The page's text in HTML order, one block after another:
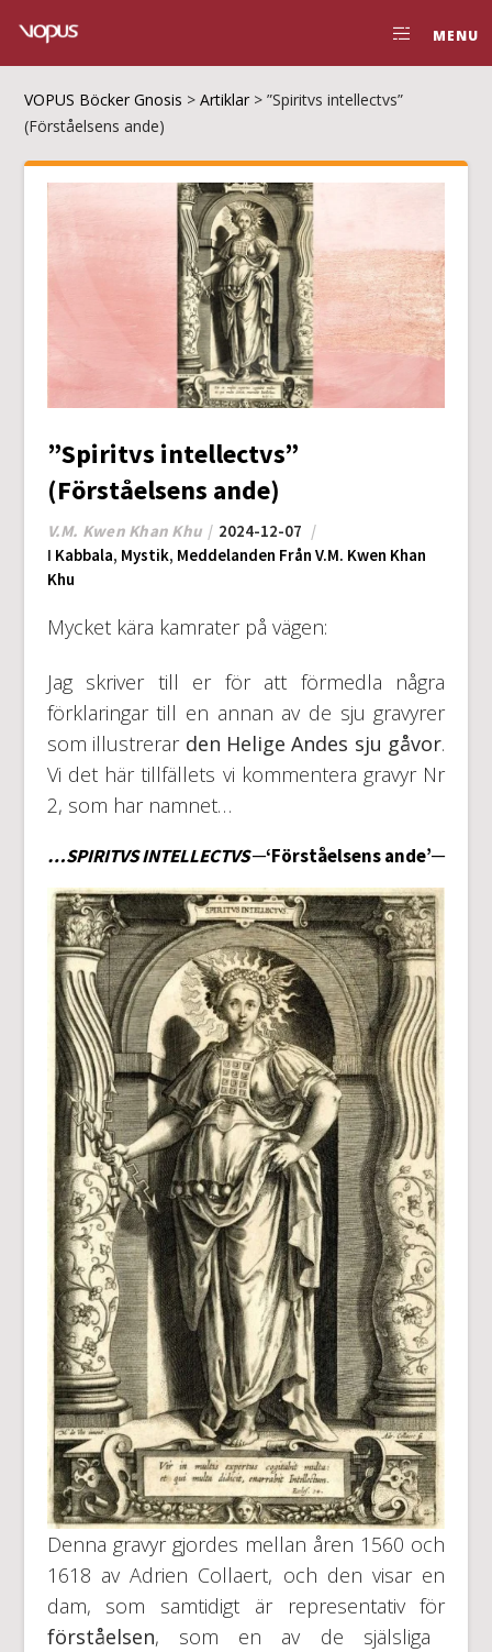
MENU
VOPUS Böcker Gnosis >Artiklar >”Spiritvs intellectvs”
(Förståelsens ande)
”Spiritvs intellectvs”
(Förståelsens ande)
V.M. Kwen Khan Khu
2024-12-07
I Kabbala, Mystik, Meddelanden Från V.M. Kwen Khan
Khu
Mycket kära kamrater på vägen:
Jag skriver till er för att förmedla några
förklaringar till en annan av de sju gravyrer
som illustrerar den Helige Andes sju gåvor.
Vi det här tillfällets vi kommentera gravyr Nr
2, som har namnet…
…SPIRITVS INTELLECTVS─‘Förståelsens ande’─
Denna gravyr gjordes mellan åren 1560 och
1618 av Adrien Collaert, och den visar en
dam, som samtidigt är representativ för
förståelsen, som en av de själsliga